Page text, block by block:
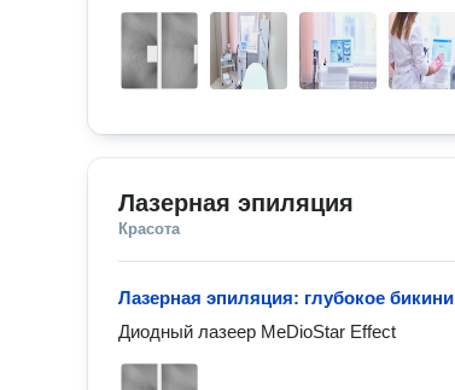
Лазерная эпиляция
Красота
Лазерная эпиляция: глубокое бикини
Диодный лазеер MeDioStar Effect